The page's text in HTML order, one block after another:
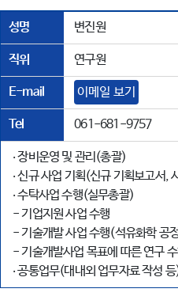
성명 변진원
직위 연구원
E-mail 이메일 보기
Tel 061-681-9757
‧ 장비운영 및 관리(총괄)
‧ 신규 사업 기획(신규 기획보고서,
‧ 수탁사업 수행(실무총괄)
- 기업지원 사업 수행
- 기술개발 사업 수행(석유화학 공
- 기술개발사업 목표에 따른 연구
‧ 공통업무(대내외 업무자료 작성